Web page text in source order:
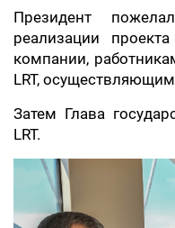
Президент
реализации
компании,
LRT, осуществляющим
Затем Глава
LRT.